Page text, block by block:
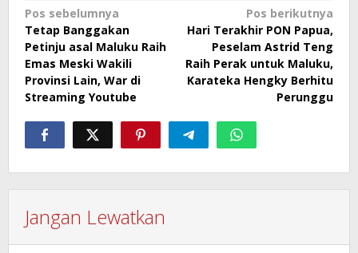
Navigasi
pos
Pos sebelumnya
Tetap Banggakan
Petinju asal Maluku Raih
Emas Meski Wakili
Provinsi Lain, War di
Streaming Youtube
Pos berikutnya
Hari Terakhir PON Papua,
Peselam Astrid Teng
Raih Perak untuk Maluku,
Karateka Hengky Berhitu
Perunggu
Jangan Lewatkan